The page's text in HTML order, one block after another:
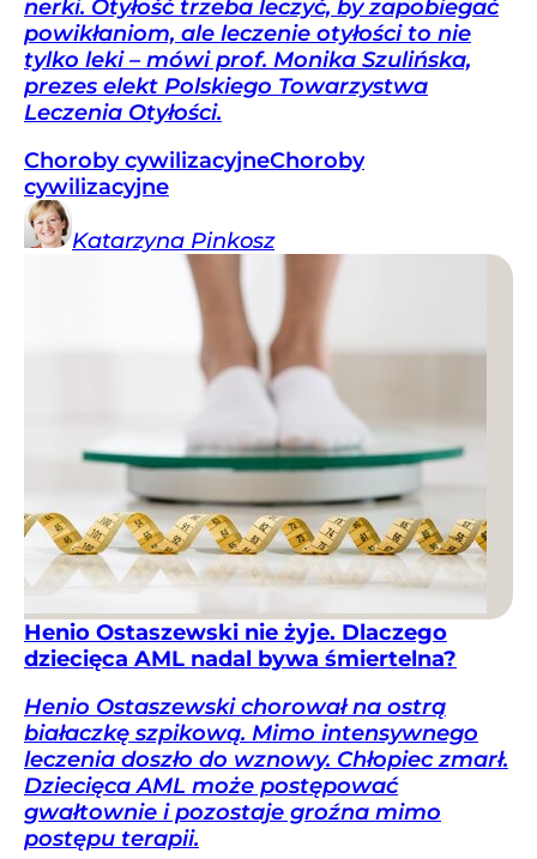
nerki. Otyłość trzeba leczyć, by zapobiegać
powikłaniom, ale leczenie otyłości to nie
tylko leki – mówi prof. Monika Szulińska,
prezes elekt Polskiego Towarzystwa
Leczenia Otyłości.
Choroby cywilizacyjneChoroby
cywilizacyjne
Katarzyna Pinkosz
Henio Ostaszewski nie żyje. Dlaczego
dziecięca AML nadal bywa śmiertelna?
Henio Ostaszewski chorował na ostrą
białaczkę szpikową. Mimo intensywnego
leczenia doszło do wznowy. Chłopiec zmarł.
Dziecięca AML może postępować
gwałtownie i pozostaje groźna mimo
postępu terapii.